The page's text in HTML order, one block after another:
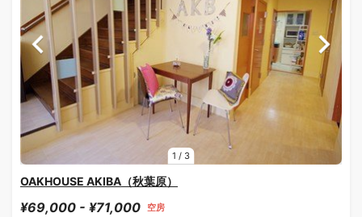
1 / 3
OAKHOUSE AKIBA（秋葉原）
¥69,000 - ¥71,000 空房